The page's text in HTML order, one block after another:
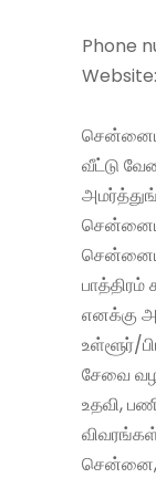
Phone
Website:
வீட்டு
பாத்திரம்
எனக்கு
உள்ளூர்/
சேவை
உதவி,
சென்னை,